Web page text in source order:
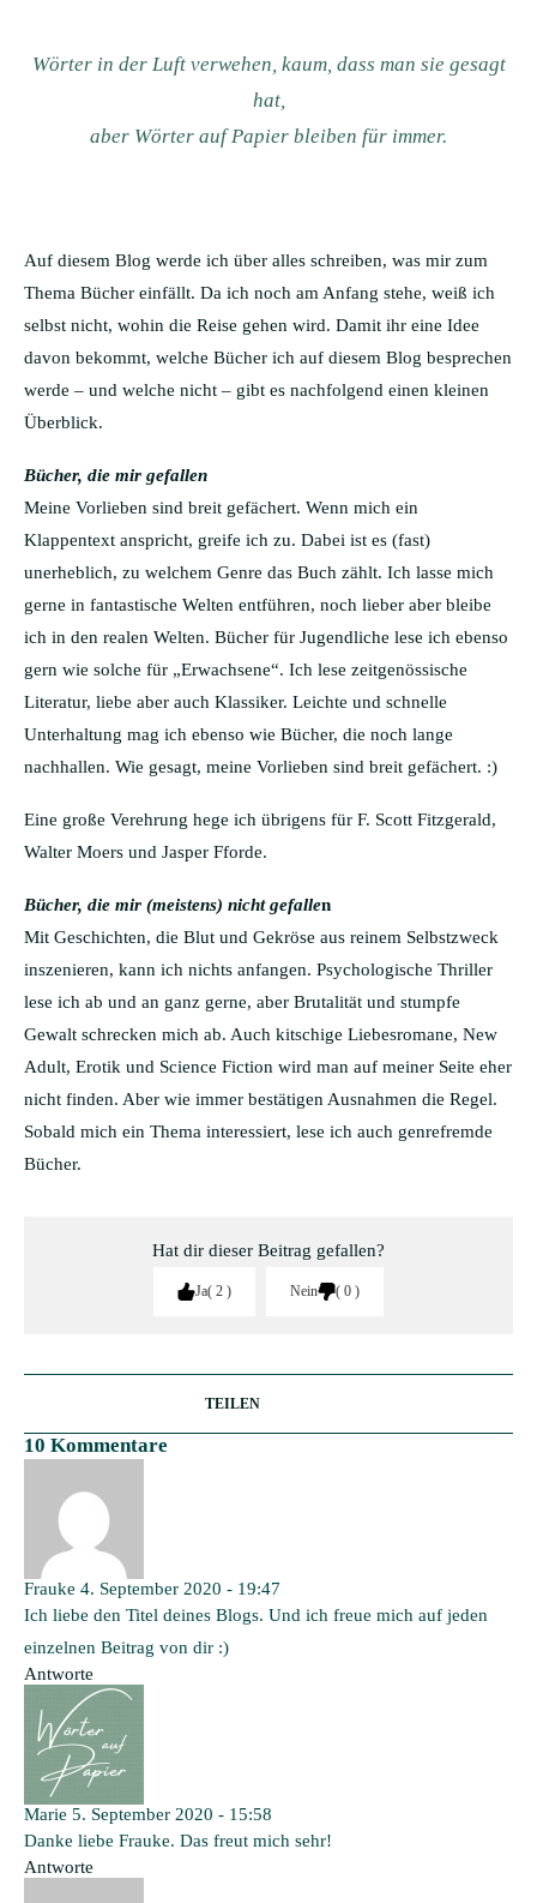
Wörter in der Luft verwehen, kaum, dass man sie gesagt
hat,
aber Wörter auf Papier bleiben für immer.
Auf diesem Blog werde ich über alles schreiben, was mir zum
Thema Bücher einfällt. Da ich noch am Anfang stehe, weiß ich
selbst nicht, wohin die Reise gehen wird. Damit ihr eine Idee
davon bekommt, welche Bücher ich auf diesem Blog besprechen
werde – und welche nicht – gibt es nachfolgend einen kleinen
Überblick.
Bücher, die mir gefallen
Meine Vorlieben sind breit gefächert. Wenn mich ein
Klappentext anspricht, greife ich zu. Dabei ist es (fast)
unerheblich, zu welchem Genre das Buch zählt. Ich lasse mich
gerne in fantastische Welten entführen, noch lieber aber bleibe
ich in den realen Welten. Bücher für Jugendliche lese ich ebenso
gern wie solche für „Erwachsene“. Ich lese zeitgenössische
Literatur, liebe aber auch Klassiker. Leichte und schnelle
Unterhaltung mag ich ebenso wie Bücher, die noch lange
nachhallen. Wie gesagt, meine Vorlieben sind breit gefächert. :)
Eine große Verehrung hege ich übrigens für F. Scott Fitzgerald,
Walter Moers und Jasper Fforde.
Bücher, die mir (meistens) nicht gefallen
Mit Geschichten, die Blut und Gekröse aus reinem Selbstzweck
inszenieren, kann ich nichts anfangen. Psychologische Thriller
lese ich ab und an ganz gerne, aber Brutalität und stumpfe
Gewalt schrecken mich ab. Auch kitschige Liebesromane, New
Adult, Erotik und Science Fiction wird man auf meiner Seite eher
nicht finden. Aber wie immer bestätigen Ausnahmen die Regel.
Sobald mich ein Thema interessiert, lese ich auch genrefremde
Bücher.
Hat dir dieser Beitrag gefallen?
Ja 2 Nein 0
TEILEN
10 Kommentare
Frauke 4. September 2020 - 19:47
Ich liebe den Titel deines Blogs. Und ich freue mich auf jeden
einzelnen Beitrag von dir :)
Antworte
Marie 5. September 2020 - 15:58
Danke liebe Frauke. Das freut mich sehr!
Antworte